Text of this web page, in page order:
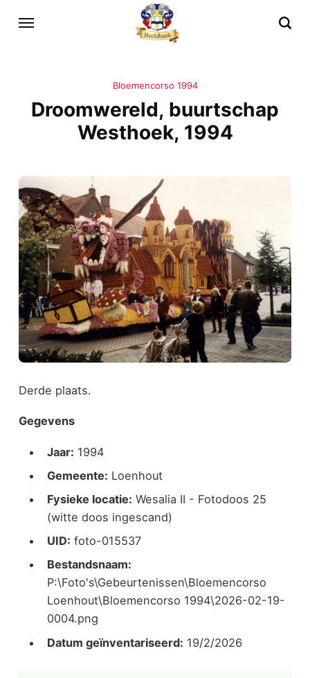
Bloemencorso 1994
Droomwereld, buurtschap
Westhoek, 1994
Derde plaats.
Gegevens
Jaar: 1994
Gemeente: Loenhout
Fysieke locatie: Wesalia II - Fotodoos 25
(witte doos ingescand)
UID: foto-015537
Bestandsnaam:
P:\Foto's\Gebeurtenissen\Bloemencorso
Loenhout\Bloemencorso 1994\2026-02-19-
0004.png
Datum geïnventariseerd: 19/2/2026